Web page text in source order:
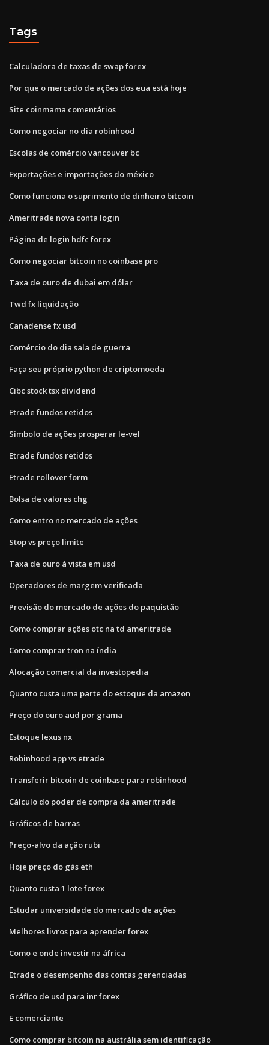
Tags
Calculadora de taxas de swap forex
Por que o mercado de ações dos eua está hoje
Site coinmama comentários
Como negociar no dia robinhood
Escolas de comércio vancouver bc
Exportações e importações do méxico
Como funciona o suprimento de dinheiro bitcoin
Ameritrade nova conta login
Página de login hdfc forex
Como negociar bitcoin no coinbase pro
Taxa de ouro de dubai em dólar
Twd fx liquidação
Canadense fx usd
Comércio do dia sala de guerra
Faça seu próprio python de criptomoeda
Cibc stock tsx dividend
Etrade fundos retidos
Símbolo de ações prosperar le-vel
Etrade fundos retidos
Etrade rollover form
Bolsa de valores chg
Como entro no mercado de ações
Stop vs preço limite
Taxa de ouro à vista em usd
Operadores de margem verificada
Previsão do mercado de ações do paquistão
Como comprar ações otc na td ameritrade
Como comprar tron ​​na índia
Alocação comercial da investopedia
Quanto custa uma parte do estoque da amazon
Preço do ouro aud por grama
Estoque lexus nx
Robinhood app vs etrade
Transferir bitcoin de coinbase para robinhood
Cálculo do poder de compra da ameritrade
Gráficos de barras
Preço-alvo da ação rubi
Hoje preço do gás eth
Quanto custa 1 lote forex
Estudar universidade do mercado de ações
Melhores livros para aprender forex
Como e onde investir na áfrica
Etrade o desempenho das contas gerenciadas
Gráfico de usd para inr forex
E comerciante
Como comprar bitcoin na austrália sem identificação